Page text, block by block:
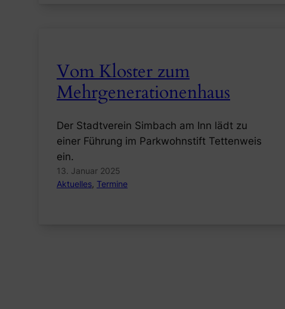
Vom Kloster zum
Mehrgenerationenhaus
Der Stadtverein Simbach am Inn lädt zu
einer Führung im Parkwohnstift Tettenweis
ein.
13. Januar 2025
Aktuelles, Termine